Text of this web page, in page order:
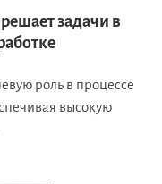
задачи в
роль в процессе
высокую